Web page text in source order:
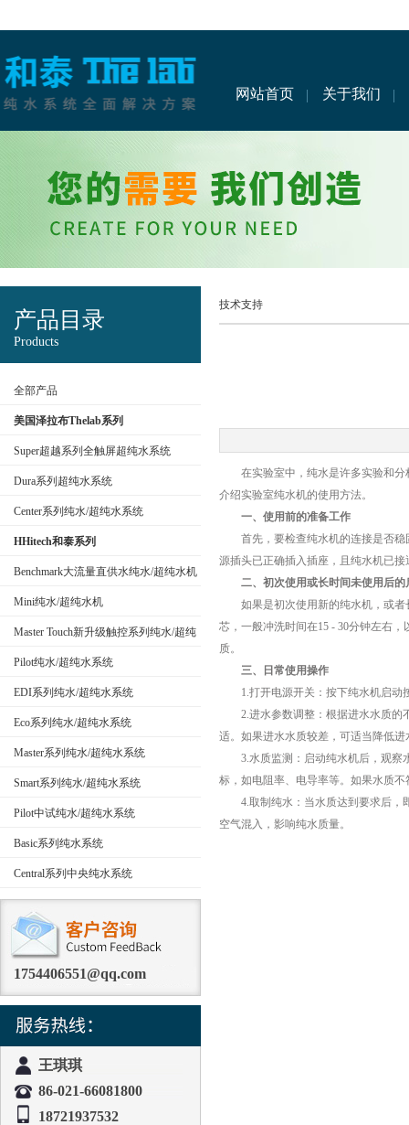
网站首页 关于我们
产品目录
Products
全部产品
美国泽拉布Thelab系列
Super超越系列全触屏超纯水系统
Dura系列超纯水系统
Center系列纯水/超纯水系统
HHitech和泰系列
Benchmark大流量直供水纯水/超纯水机
Mini纯水/超纯水机
Master Touch新升级触控系列纯水/超纯
水系统
Pilot纯水/超纯水系统
EDI系列纯水/超纯水系统
Eco系列纯水/超纯水系统
Master系列纯水/超纯水系统
Smart系列纯水/超纯水系统
Pilot中试纯水/超纯水系统
Basic系列纯水系统
Central系列中央纯水系统
1754406551@qq.com
王琪琪
86-021-66081800
18721937532
技术支持
在实验室中，纯水是许多实验和分
介绍实验室纯水机的使用方法。
一、使用前的准备工作
首先，要检查纯水机的连接是否稳
源插头已正确插入插座，且纯水机已接
二、初次使用或长时间未使用后的
如果是初次使用新的纯水机，或者
芯，一般冲洗时间在15 - 30分钟左右
质。
三、日常使用操作
1.打开电源开关：按下纯水机启动
2.进水参数调整：根据进水水质的不
适。如果进水水质较差，可适当降低进
3.水质监测：启动纯水机后，观察水
标，如电阻率、电导率等。如果水质
4.取制纯水：当水质达到要求后，即
空气混入，影响纯水质量。